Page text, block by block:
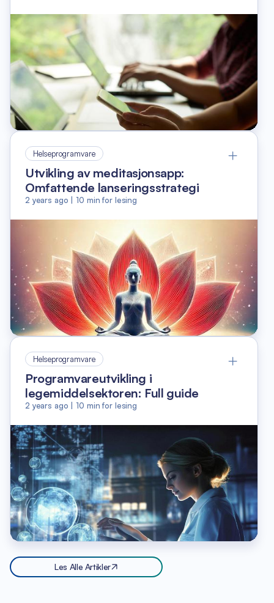
Helseprogramvare
Utvikling av meditasjonsapp:
Omfattende lanseringsstrategi
2 years ago |10 min for lesing
Helseprogramvare
Programvareutvikling i
legemiddelsektoren: Full guide
2 years ago |10 min for lesing
Les Alle Artikler